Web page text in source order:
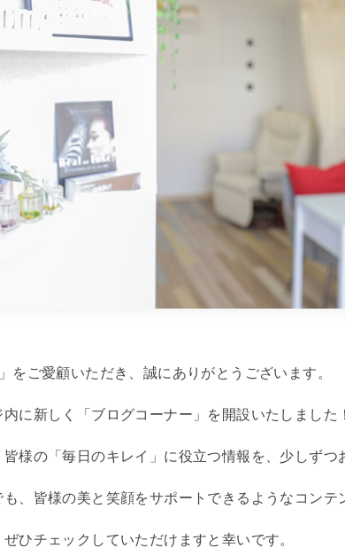
をご愛顧いただき、誠にありがとうございます。
に新しく「ブログコーナー」を開設いたしました！
様の「毎日のキレイ」に役立つ情報を、少しずつ
、皆様の美と笑顔をサポートできるようなコンテ
ひチェックしていただけますと幸いです。